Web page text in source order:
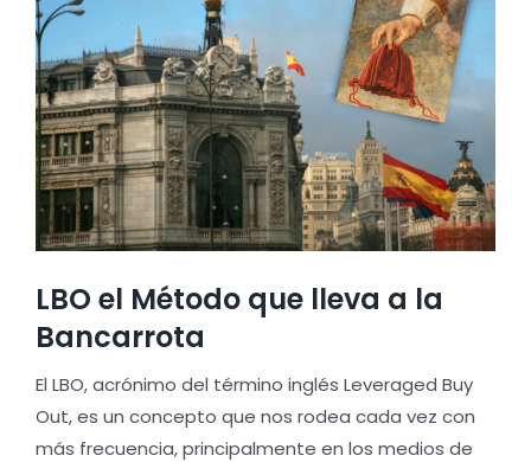
LBO el Método que lleva a la
Bancarrota
El LBO, acrónimo del término inglés Leveraged Buy
Out, es un concepto que nos rodea cada vez con
más frecuencia, principalmente en los medios de